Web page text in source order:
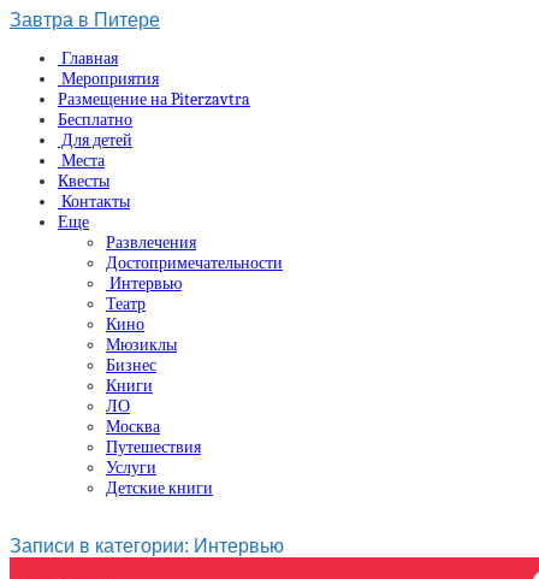
Завтра в Питере
Главная
Мероприятия
Размещение на Piterzavtra
Бесплатно
Для детей
Места
Квесты
Контакты
Еще
Развлечения
Достопримечательности
Интервью
Театр
Кино
Мюзиклы
Бизнес
Книги
ЛО
Москва
Путешествия
Услуги
Детские книги
Записи в категории: Интервью